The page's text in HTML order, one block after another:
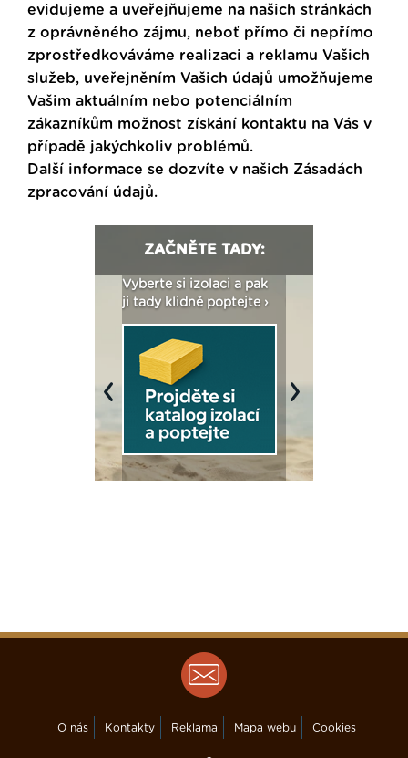
evidujeme a uveřejňujeme na našich stránkách
z oprávněného zájmu, neboť přímo či nepřímo
zprostředkováváme realizaci a reklamu Vašich
služeb, uveřejněním Vašich údajů umožňujeme
Vašim aktuálním nebo potenciálním
zákazníkům možnost získání kontaktu na Vás v
případě jakýchkoliv problémů.
Další informace se dozvíte v našich Zásadách
zpracování údajů.
ZAČNĚTE TADY:
Vyberte si izolaci a pak
ji tady klidně poptejte ›
Previous Next
O nás Kontakty Reklama Mapa webu Cookies